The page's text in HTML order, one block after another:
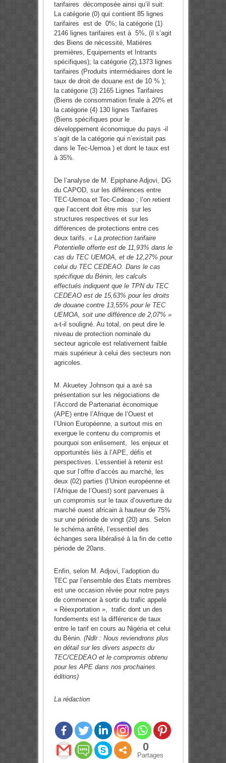
tarifaires décomposée ainsi qu’il suit:
La catégorie (0) qui contient 85 lignes
tarifaires est de 0%; la catégorie (1)
2146 lignes tarifaires est à 5%, (il s’agit
des Biens de nécessité, Matières
premières, Equipements et Intrants
spécifiques); la catégorie (2),1373 lignes
tarifaires (Produits intermédiaires dont le
taux de droit de douane est de 10 % );
la catégorie (3) 2165 Lignes Tarifaires
(Biens de consommation finale à 20% et
la catégorie (4) 130 lignes Tarifaires
(Biens spécifiques pour le
développement économique du pays -il
s’agit de la catégorie qui n’existait pas
dans le Tec-Uemoa ) et dont le taux est
à 35%.
De l’analyse de M. Epiphane Adjovi, DG
du CAPOD, sur les différences entre
TEC-Uemoa et Tec-Cedeao ; l’on retient
que l’accent doit être mis sur les
structures respectives et sur les
différences de protections entre ces
deux tarifs. « La protection tarifaire
Potentielle offerte est de 11,93% dans le
cas du TEC UEMOA, et de 12,27% pour
celui du TEC CEDEAO. Dans le cas
spécifique du Bénin, les calculs
effectués indiquent que le TPN du TEC
CEDEAO est de 15,63% pour les droits
de douane contre 13,55% pour le TEC
UEMOA, soit une différence de 2,07% »
a-t-il souligné. Au total, on peut dire le
niveau de protection nominale du
secteur agricole est relativement faible
mais supérieur à celui des secteurs non
agricoles.
M. Akuetey Johnson qui a axé sa
présentation sur les négociations de
l’Accord de Partenariat économique
(APE) entre l’Afrique de l’Ouest et
l’Union Européenne, a surtout mis en
exergue le contenu du compromis et
pourquoi son enlisement, les enjeux et
opportunités liés à l’APE, défis et
perspectives. L’essentiel à retenir est
que sur l’offre d’accès au marché, les
deux (02) parties (l’Union européenne et
l’Afrique de l’Ouest) sont parvenues à
un compromis sur le taux d’ouverture du
marché ouest africain à hauteur de 75%
sur une période de vingt (20) ans. Selon
le schéma arrêté, l’essentiel des
échanges sera libéralisé à la fin de cette
période de 20ans.
Enfin, selon M. Adjovi, l’adoption du
TEC par l’ensemble des Etats membres
est une occasion rêvée pour notre pays
de commencer à sortir du trafic appelé
« Réexportation », trafic dont un des
fondements est la différence de taux
entre le tarif en cours au Nigéria et celui
du Bénin. (Ndlr : Nous reviendrons plus
en détail sur les divers aspects du
TEC/CEDEAO et le compromis obtenu
pour les APE dans nos prochaines
éditions)
La rédaction
0
Partages